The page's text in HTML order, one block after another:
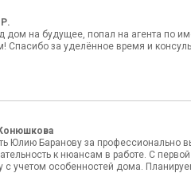
дом на будущее, попал на агента по
Спасибо за уделённое время и
Юлию Баранову за профессионально
к нюансам в работе. С
с учетом особенностей дома.